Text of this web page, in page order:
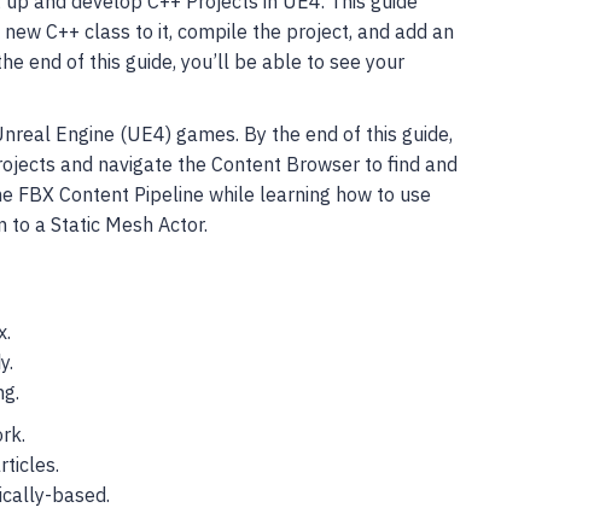
C++ class to it, compile the project, and add an
end of this guide, you’ll be able to see your
Engine (UE4) games. By the end of this guide,
and navigate the Content Browser to find and
FBX Content Pipeline while learning how to use
a Static Mesh Actor.
based.